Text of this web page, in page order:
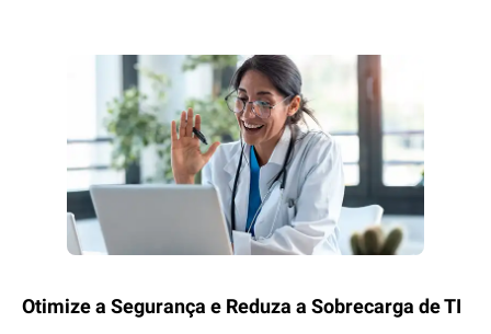
Otimize a Segurança e Reduza a Sobrecarga de TI